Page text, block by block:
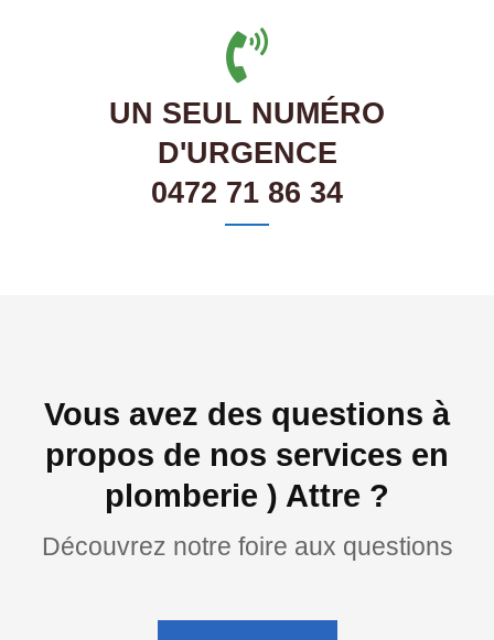
UN SEUL NUMÉRO
D'URGENCE
0472 71 86 34
Vous avez des questions à
propos de nos services en
plomberie ) Attre ?
Découvrez notre foire aux questions